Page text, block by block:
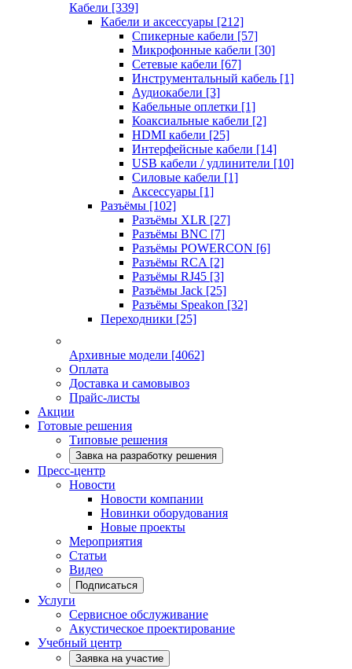
Кабели [339]
Кабели и аксессуары [212]
Спикерные кабели [57]
Микрофонные кабели [30]
Сетевые кабели [67]
Инструментальный кабель [1]
Аудиокабели [3]
Кабельные оплетки [1]
Коаксиальные кабели [2]
HDMI кабели [25]
Интерфейсные кабели [14]
USB кабели / удлинители [10]
Силовые кабели [1]
Аксессуары [1]
Разъёмы [102]
Разъёмы XLR [27]
Разъёмы BNC [7]
Разъёмы POWERCON [6]
Разъёмы RCA [2]
Разъёмы RJ45 [3]
Разъёмы Jack [25]
Разъёмы Speakon [32]
Переходники [25]
Архивные модели [4062]
Оплата
Доставка и самовывоз
Прайс-листы
Акции
Готовые решения
Типовые решения
Завка на разработку решения
Пресс-центр
Новости
Новости компании
Новинки оборудования
Новые проекты
Мероприятия
Статьи
Видео
Подписаться
Услуги
Сервисное обслуживание
Акустическое проектирование
Учебный центр
Заявка на участие